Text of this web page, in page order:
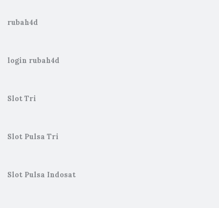
rubah4d
login rubah4d
Slot Tri
Slot Pulsa Tri
Slot Pulsa Indosat